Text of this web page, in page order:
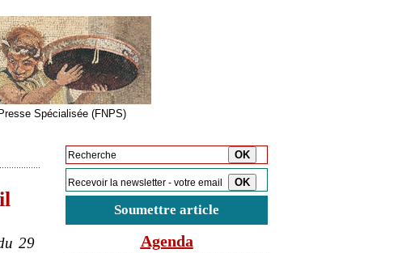
Spécialisée (FNPS)
29
Soumettre article
Agenda